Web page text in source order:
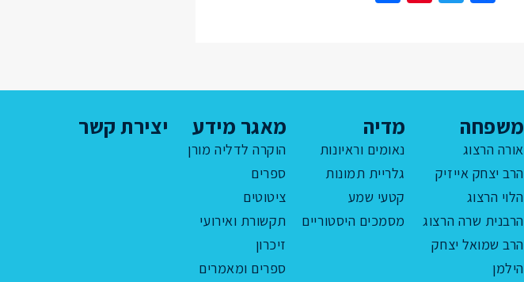
משפחה
אורה הרצוג
הרב יצחק אייזיק
הלוי הרצוג
הרבנית שרה הרצוג
הרב שמואל יצחק
הילמן
מדיה
נאומים וראיונות
גלריית תמונות
קטעי שמע
מסמכים היסטוריים
מאגר מידע
הוקרה לדליה מורן
ספרים
ציטוטים
תקשורת ואירועי
זיכרון
ספרים ומאמרים
יצירת קשר